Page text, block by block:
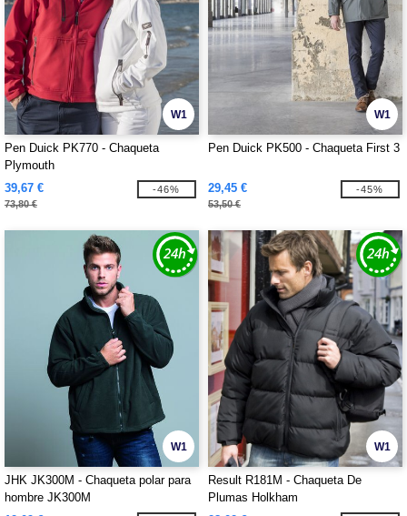
W1
Pen Duick PK770 - Chaqueta
Plymouth
39,67 €
73,80 €
-46%
W1
Pen Duick PK500 - Chaqueta First 3
29,45 €
53,50 €
-45%
W1
JHK JK300M - Chaqueta polar para
hombre JK300M
W1
Result R181M - Chaqueta De
Plumas Holkham